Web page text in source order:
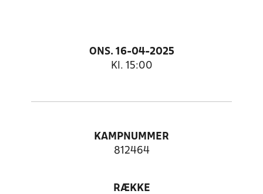
ONS. 16-04-2025
Kl. 15:00
KAMPNUMMER
812464
RÆKKE